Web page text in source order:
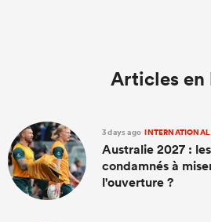
Articles en
3 days ago INTERNATIONAL
Australie 2027 :
condamnés à
l'ouverture ?